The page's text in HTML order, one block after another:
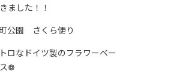
きました！！
公園 さくら便り
ロなドイツ製のフラワーベー
ス❁